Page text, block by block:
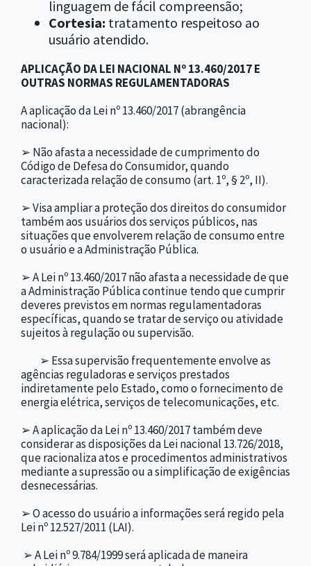
linguagem de fácil compreensão;
Cortesia: tratamento respeitoso ao
usuário atendido.
APLICAÇÃO DA LEI NACIONAL Nº 13.460/2017 E
OUTRAS NORMAS REGULAMENTADORAS
A aplicação da Lei nº 13.460/2017 (abrangência
nacional):
➢ Não afasta a necessidade de cumprimento do
Código de Defesa do Consumidor, quando
caracterizada relação de consumo (art. 1º, § 2º, II).
➢ Visa ampliar a proteção dos direitos do consumidor
também aos usuários dos serviços públicos, nas
situações que envolverem relação de consumo entre
o usuário e a Administração Pública.
➢ A Lei nº 13.460/2017 não afasta a necessidade de que
a Administração Pública continue tendo que cumprir
deveres previstos em normas regulamentadoras
específicas, quando se tratar de serviço ou atividade
sujeitos à regulação ou supervisão.
➢ Essa supervisão frequentemente envolve as
agências reguladoras e serviços prestados
indiretamente pelo Estado, como o fornecimento de
energia elétrica, serviços de telecomunicações, etc.
➢ A aplicação da Lei nº 13.460/2017 também deve
considerar as disposições da Lei nacional 13.726/2018,
que racionaliza atos e procedimentos administrativos
mediante a supressão ou a simplificação de exigências
desnecessárias.
➢ O acesso do usuário a informações será regido pela
Lei nº 12.527/2011 (LAI).
➢ A Lei nº 9.784/1999 será aplicada de maneira